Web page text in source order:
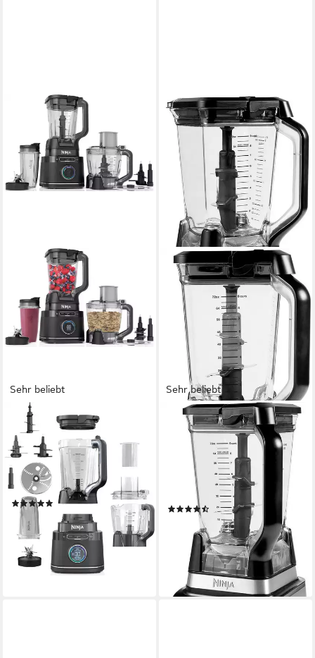
Sehr beliebt
NINJA
Standmixer Detect Power
Mixer & Processor Pro
TB401EU
1200 W Leistung
(48)
ab 239,00 € UVP249,99 €
21,83 €
mtl. in 12 Raten
-4%
lieferbar - in 1-2 Werktagen bei dir
Sehr beliebt
NINJA
Standmixer mit Auto-iQ
BN750EU
1200 W
Leistung
Kapazität
manuell
Betriebsart
(59)
ab 119,90 € UVP 149,99 €
nur diesen Monat
10,95 € mtl. in 12 Raten
-20%
lieferbar - in 1-2 Werktagen bei dir